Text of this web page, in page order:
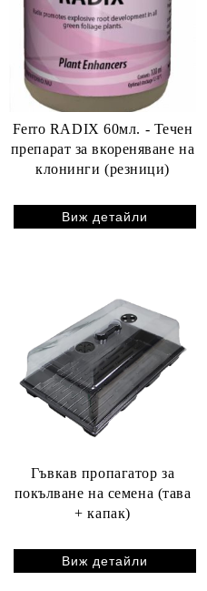
Ferro RADIX 60мл. - Течен
препарат за вкореняване на
клонинги (резници)
Виж детайли
Гъвкав пропагатор за
покълване на семена (тава
+ капак)
Виж детайли